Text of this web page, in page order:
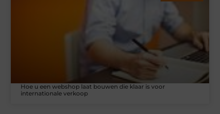
Hoe u een webshop laat bouwen die klaar is voor
internationale verkoop